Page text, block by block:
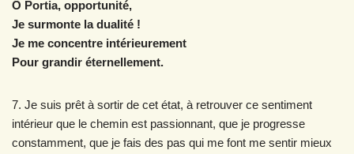
Ô Portia, opportunité,
Je surmonte la dualité !
Je me concentre intérieurement
Pour grandir éternellement.
7. Je suis prêt à sortir de cet état, à retrouver ce sentiment
intérieur que le chemin est passionnant, que je progresse
constamment, que je fais des pas qui me font me sentir mieux